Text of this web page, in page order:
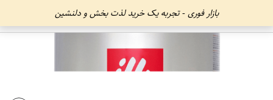
بازار فوری - تجربه یک خرید لذت بخش و دلنشین